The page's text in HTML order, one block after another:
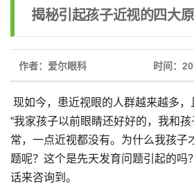
揭秘引起孩子近视的四大
作者：爱尔眼科 时间：
现如今，患近视眼的人群越来越多，
“我家孩子以前眼睛还好好的，我和
常，一点近视都没有。为什么我孩子
题呢？这个是先天发育问题引起的吗
话来咨询到。